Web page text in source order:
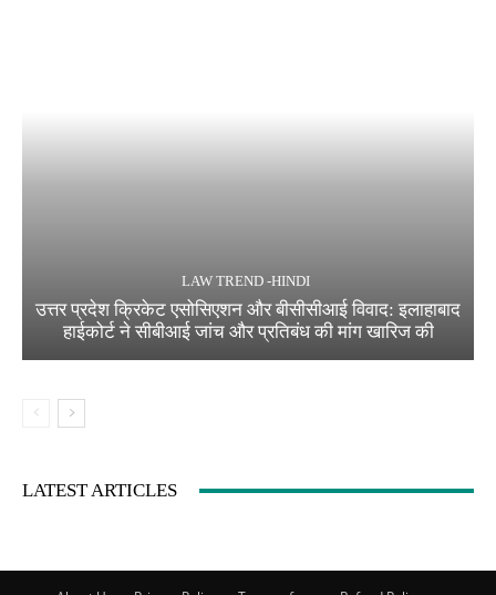
LAW TREND -HINDI
उत्तर प्रदेश क्रिकेट एसोसिएशन और बीसीसीआई विवाद: इलाहाबाद
हाईकोर्ट ने सीबीआई जांच और प्रतिबंध की मांग खारिज की
LATEST ARTICLES